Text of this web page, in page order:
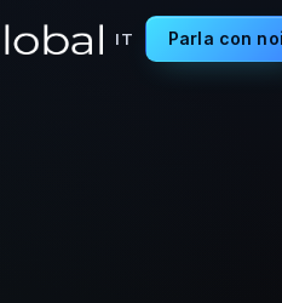
IT Parla con